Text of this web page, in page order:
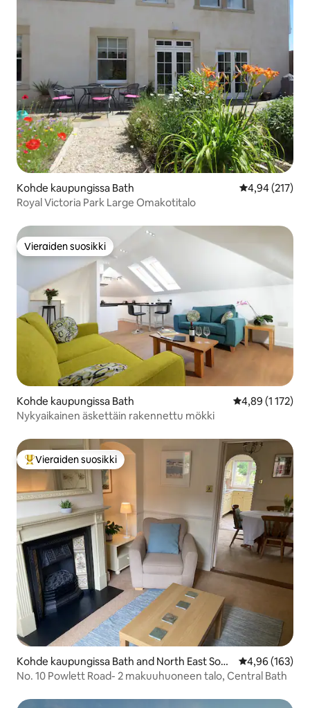
Kohde kaupungissa Bath
4,94 (217)
Royal Victoria Park Large Omakotitalo
Vieraiden suosikki
Vieraiden suosikki
Kohde kaupungissa Bath
4,89 (1 172)
Nykyaikainen äskettäin rakennettu mökki
Vieraiden suosikkien parhaimmistoa
Vieraiden suosikki
Kohde kaupungissa Bath and North East Som
erset
4,96 (163)
No. 10 Powlett Road- 2 makuuhuoneen talo, Central Bath